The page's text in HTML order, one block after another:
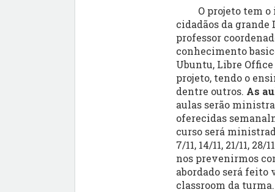
O projeto tem o
cidadãos da grande
professor
conhecimento
Ubuntu, Libre
projeto, tendo o
dentre outros. As
aulas serão
oferecidas
curso será
7/11, 14/11, 21/11,
nos prevenirmos
abordado será feito
classroom da turma.